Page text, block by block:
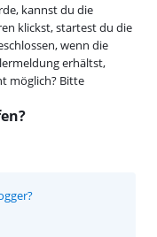
kannst du die
klickst, startest du die
wenn die
erhältst,
möglich? Bitte